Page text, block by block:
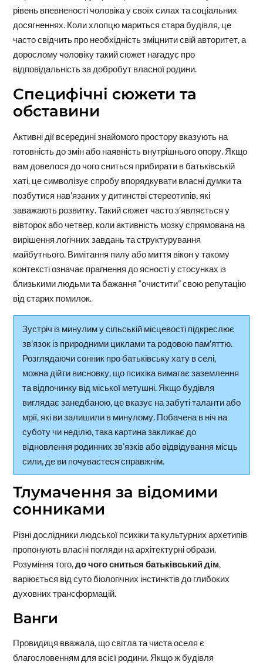
рівень впевненості чоловіка у своїх силах та соціальних
досягненнях. Коли хлопцю мариться стара будівля, це
часто свідчить про необхідність зміцнити свій авторитет, а
дорослому чоловіку такий сюжет нагадує про
відповідальність за добробут власної родини.
Специфічні сюжети та
обставини
Активні дії всередині знайомого простору вказують на
готовність до змін або наявність внутрішнього опору. Якщо
вам довелося до чого сниться прибирати в батьківській
хаті, це символізує спробу впорядкувати власні думки та
позбутися нав’язаних у дитинстві стереотипів, які
заважають розвитку. Такий сюжет часто з’являється у
вівторок або четвер, коли активність мозку спрямована на
вирішення логічних завдань та структурування
майбутнього. Вимітання пилу або миття вікон у такому
контексті означає прагнення до ясності у стосунках із
близькими людьми та бажання “очистити” свою репутацію
від старих помилок.
Зустріч із минулим у сільській місцевості підкреслює
зв'язок із природними циклами та родовою пам'яттю.
Розглядаючи сонник про батьківську хату в селі,
можна дійти висновку, що психіка вимагає заземлення
та відпочинку від міської метушні. Якщо будівля
виглядає занедбаною, це вказує на забуті таланти або
мрії, які ви залишили в минулому. Побачена в ніч на
суботу чи неділю, така картина закликає до
відновлення родинних зв’язків або відвідування місць
сили, де ви почуваєтеся справжнім.
Тлумачення за відомими
сонниками
Різні дослідники людської психіки та культурних архетипів
пропонують власні погляди на архітектурні образи.
Розуміння того,до чого сниться батьківський дім,
варіюється від суто біологічних інстинктів до глибоких
духовних трансформацій.
Ванги
Провидиця вважала, що світла та чиста оселя є
благословенням для всієї родини. Якщо ж будівля